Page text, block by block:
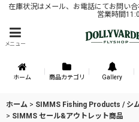
在庫状況はメール、お電話にてお問い
営業時間
メニュー
ホーム 商品カテゴリ Gallery
ホーム > SIMMS Fishing Products / シ
> SIMMS セール&アウトレット商品